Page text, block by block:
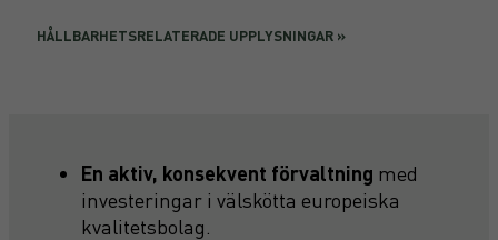
HÅLLBARHETSRELATERADE UPPLYSNINGAR »
En aktiv, konsekvent förvaltning med
investeringar i välskötta europeiska
kvalitetsbolag.